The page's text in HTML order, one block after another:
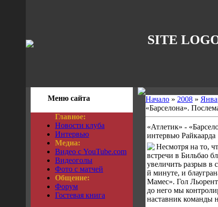
SITE
Меню сайта
Главное:
Новости клуба
Интервью
Медиа:
Видео с YouTube.com
Видеоголы
Фото с матчей
Общение:
Форум
Гостевая книга
Начало » 2008 »
«Барселона».
«Атлетик» -
интервью Райкаарда
Несмотря на то,
встречи в Бильбао
увеличить разрыв в
й минуте, и
Мамес». Гол
до него мы
наставник команды